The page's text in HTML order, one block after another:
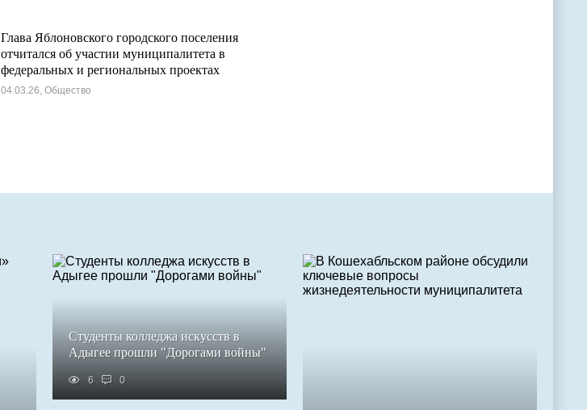
Глава Яблоновского городского поселения
отчитался об участии муниципалитета в
федеральных и региональных проектах
04.03.26, Общество
Студенты колледжа искусств в
Адыгее прошли "Дорогами войны"
6 0